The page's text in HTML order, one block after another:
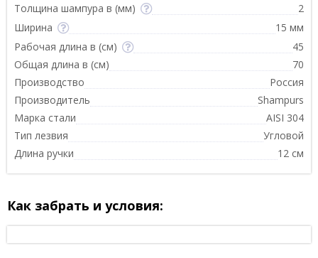
Толщина шампура в (мм)
2
Ширина
15 мм
Рабочая длина в (см)
45
Общая длина в (см)
70
Производство
Россия
Производитель
Shampurs
Марка стали
AISI 304
Тип лезвия
Угловой
Длина ручки
12 см
Как забрать и условия: